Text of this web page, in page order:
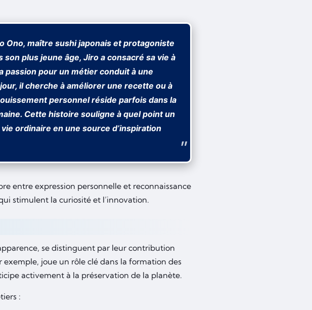
Ono, maître sushi japonais et protagoniste
son plus jeune âge, Jiro a consacré sa vie à
pour un métier conduit à une
il cherche à améliorer une recette ou à
personnel réside parfois dans la
Cette histoire souligne à quel point un
ordinaire en une source d’inspiration
entre expression personnelle et reconnaissance
stimulent la curiosité et l’innovation.
se distinguent par leur contribution
exemple, joue un rôle clé dans la formation des
activement à la préservation de la planète.
: